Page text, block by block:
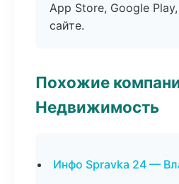
App Store, Google
сайте.
Похожие
Недвижимость
Инфо Spravka 24 —